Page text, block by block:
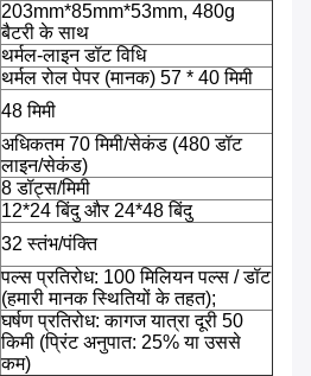
203mm*85mm*53mm, 480g
बैटरी के साथ
थर्मल-लाइन डॉट विधि
थर्मल रोल पेपर (मानक) 57 * 40 मिमी
48 मिमी
अधिकतम 70 मिमी/सेकंड (480 डॉट
लाइन/सेकंड)
8 डॉट्स/मिमी
12*24 बिंदु और 24*48 बिंदु
32 स्तंभ/पंक्ति
पल्स प्रतिरोध: 100 मिलियन पल्स / डॉट
(हमारी मानक स्थितियों के तहत);
घर्षण प्रतिरोध: कागज यात्रा दूरी 50
किमी (प्रिंट अनुपात: 25% या उससे
कम)